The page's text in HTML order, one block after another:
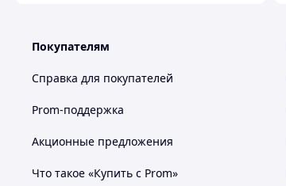
Покупателям
Справка для покупателей
Prom-поддержка
Акционные предложения
Что такое «Купить с Prom»